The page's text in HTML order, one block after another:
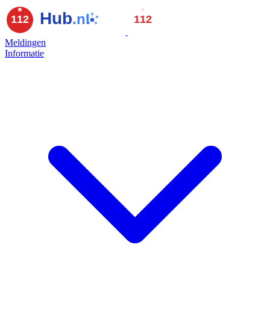
Meldingen
Informatie